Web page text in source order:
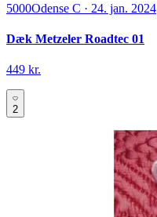
5000Odense C · 24. jan. 2024
Dæk Metzeler Roadtec 01
449 kr.
2